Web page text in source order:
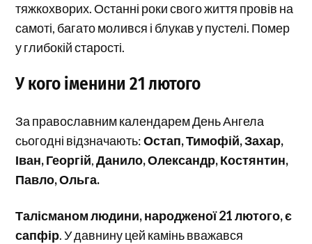
тяжкохворих. Останні роки свого життя провів на
самоті, багато молився і блукав у пустелі. Помер
у глибокій старості.
У кого іменини 21 лютого
За православним календарем День Ангела
сьогодні відзначають:Остап, Тимофій, Захар,
Іван, Георгій,Данило, Олександр, Костянтин,
Павло, Ольга.
Талісманом людини, народженої 21 лютого, є
сапфір. У давнину цей камінь вважався